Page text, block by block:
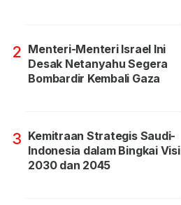
2 Menteri-Menteri Israel Ini
Desak Netanyahu Segera
Bombardir Kembali Gaza
3 Kemitraan Strategis Saudi-
Indonesia dalam Bingkai Visi
2030 dan 2045